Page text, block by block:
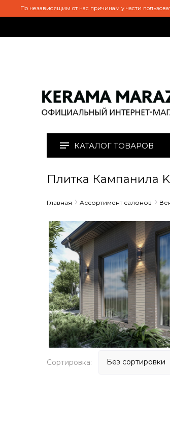
По независящим от нас причинам у части
КАТАЛОГ ТОВАРОВ
Плитка Кампанила
Главная Ассортимент салонов
Сортировка: